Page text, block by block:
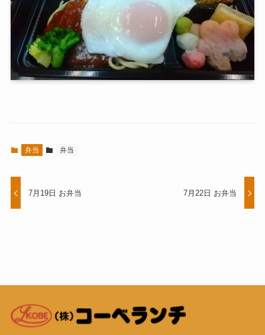
弁当 弁当
7月19日 お弁当 7月22日 お弁当